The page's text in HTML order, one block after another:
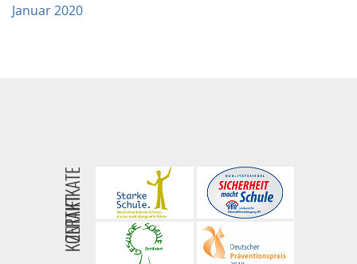
Januar 2020
ZERTIFIKATE
KONTAKT